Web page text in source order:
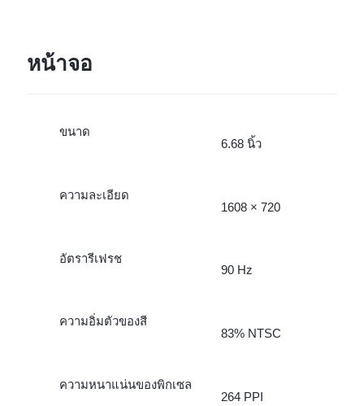
หน้าจอ
ขนาด
6.68 นิ้ว
ความละเอียด
1608 × 720
อัตรารีเฟรช
90 Hz
ความอิ่มตัวของสี
83% NTSC
ความหนาแน่นของพิกเซล
264 PPI